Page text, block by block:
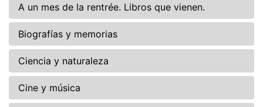
A un mes de la rentrée. Libros que vienen.
Biografías y memorias
Ciencia y naturaleza
Cine y música